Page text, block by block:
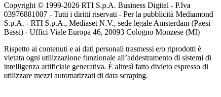
Copyright © 1999-2026 RTI S.p.A. Business Digital - P.Iva
03976881007 - Tutti i diritti riservati - Per la pubblicità Mediamond
S.p.A. - RTI S.p.A., Mediaset N.V., sede legale Amsterdam (Paesi
Bassi) - Uffici Viale Europa 46, 20093 Cologno Monzese (MI)
Rispetto ai contenuti e ai dati personali trasmessi e/o riprodotti è
vietata ogni utilizzazione funzionale all’addestramento di sistemi di
intelligenza artificiale generativa. È altresì fatto divieto espresso di
utilizzare mezzi automatizzati di data scraping.